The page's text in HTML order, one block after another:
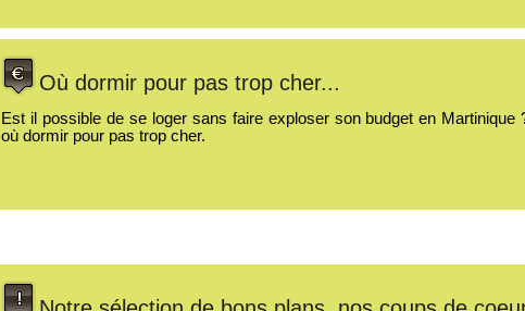
Où dormir pour pas trop cher...
Est il possible de se loger sans faire exploser son budget en
où dormir pour pas trop cher.